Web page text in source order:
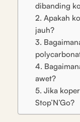
dibanding
2. Apakah
jauh?
3.
4.
awet?
5. Jika
Stop’N’Go?